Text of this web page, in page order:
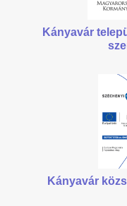
Kányavár
Kányavár